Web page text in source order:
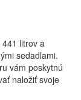
dvojzónovou
počasí.
litrov a
sedadlami.
vám poskytnú
naložiť svoje